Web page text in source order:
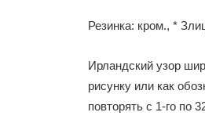
Резинка: кром., *
Ирландский узор
рисунку или как
повторять с 1-го по